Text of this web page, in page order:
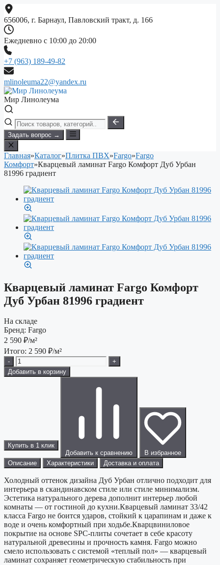
Перейти
к
содержимому
656006, г. Барнаул, Павловский тракт, д. 166
Ежедневно с 10:00 до 20:00
+7 (963) 189-49-82
mlinoleuma22@yandex.ru
Мир Линолеума
Задать вопрос →
Главная»Каталог»Плитка ПВХ»Fargo»Fargo
Комфорт»Кварцевый ламинат Fargo Комфорт Дуб Урбан
81996 градиент
Кварцевый ламинат Fargo Комфорт
Дуб Урбан 81996 градиент
На складе
Бренд: Fargo
2 590 ₽/м²
Итого: 2 590 ₽/м²
-
+
Добавить в корзину
Купить в 1 клик
Добавить к сравнению
В избранное
Описание
Характеристики Доставка и оплата
Холодный оттенок дизайна Дуб Урбан отлично подходит для
интерьера в скандинавском стиле или стиле минимализм.
Эстетика натурального дерева дополнит интерьер любой
комнаты — от гостиной до кухни.Кварцевый ламинат 33/42
класса Fargo не боится ударов, стойкий к царапинам и даже к
воде и очень комфортный при ходьбе.Кварцвиниловое
покрытие на основе SPC-плиты сочетает в себе красоту
натуральной древесины и прочность камня. Fargo можно
смело использовать с системой «теплый пол» — кварцевый
ламинат сохраняет геометрическую стабильность при